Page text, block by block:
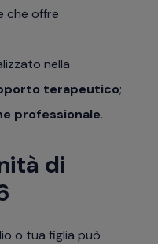
che offre
nella
terapeutico;
professionale.
di
o tua figlia può